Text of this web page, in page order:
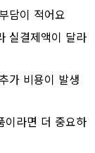
담이 적어요
실결제액이 달라
가 비용이 발생
이라면 더 중요하